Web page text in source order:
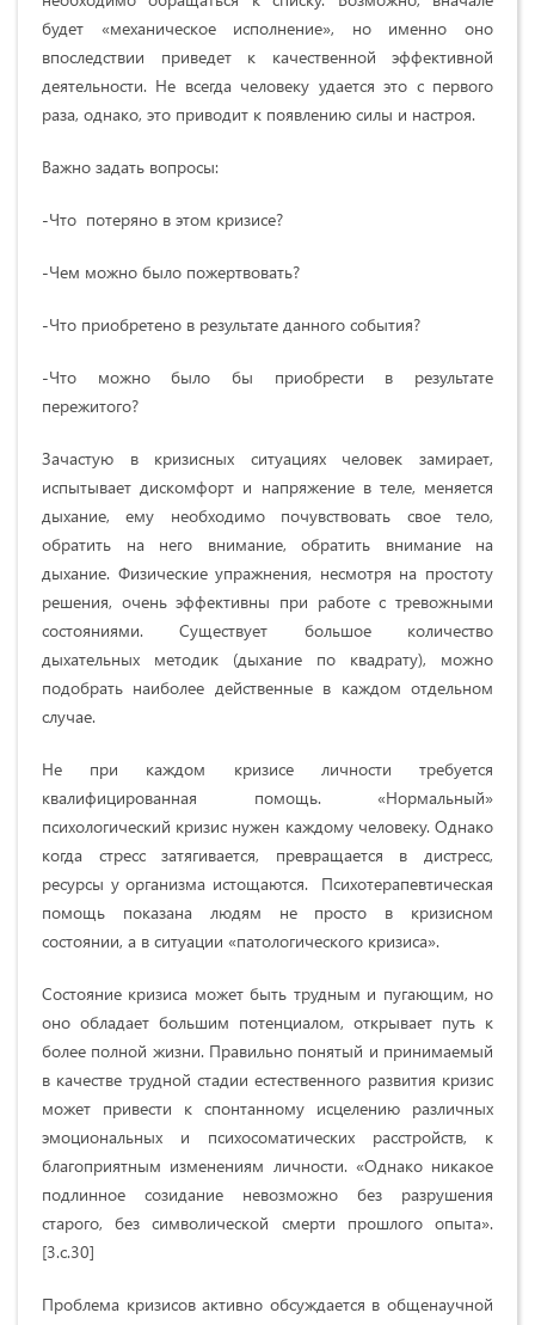
будет «механическое исполнение», но именно оно
впоследствии приведет к качественной эффективной
деятельности. Не всегда человеку удается это с первого
раза, однако, это приводит к появлению силы и настроя.
Важно задать вопросы:
-Что потеряно в этом кризисе?
-Чем можно было пожертвовать?
-Что приобретено в результате данного события?
-Что можно было бы приобрести в результате
пережитого?
Зачастую в кризисных ситуациях человек замирает,
испытывает дискомфорт и напряжение в теле, меняется
дыхание, ему необходимо почувствовать свое тело,
обратить на него внимание, обратить внимание на
дыхание. Физические упражнения, несмотря на простоту
решения, очень эффективны при работе с тревожными
состояниями. Существует большое количество
дыхательных методик (дыхание по квадрату), можно
подобрать наиболее действенные в каждом отдельном
случае.
Не при каждом кризисе личности требуется
квалифицированная помощь. «Нормальный»
психологический кризис нужен каждому человеку. Однако
когда стресс затягивается, превращается в дистресс,
ресурсы у организма истощаются. Психотерапевтическая
помощь показана людям не просто в кризисном
состоянии, а в ситуации «патологического кризиса».
Состояние кризиса может быть трудным и пугающим, но
оно обладает большим потенциалом, открывает путь к
более полной жизни. Правильно понятый и принимаемый
в качестве трудной стадии естественного развития кризис
может привести к спонтанному исцелению различных
эмоциональных и психосоматических расстройств, к
благоприятным изменениям личности. «Однако никакое
подлинное созидание невозможно без разрушения
старого, без символической смерти прошлого опыта».
[3.с.30]
Проблема кризисов активно обсуждается в общенаучной